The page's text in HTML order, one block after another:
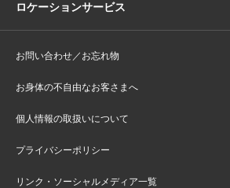
ロケーションサービス
お問い合わせ／お忘れ物
お身体の不自由なお客さまへ
個人情報の取扱いについて
プライバシーポリシー
リンク・ソーシャルメディア一覧